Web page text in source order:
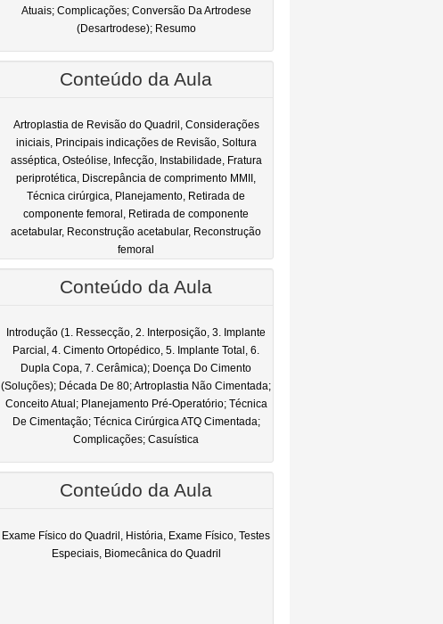
Atuais; Complicações; Conversão Da Artrodese
(Desartrodese); Resumo
Conteúdo da Aula
Artroplastia de Revisão do Quadril, Considerações
iniciais, Principais indicações de Revisão, Soltura
asséptica, Osteólise, Infecção, Instabilidade, Fratura
periprotética, Discrepância de comprimento MMII,
Técnica cirúrgica, Planejamento, Retirada de
componente femoral, Retirada de componente
acetabular, Reconstrução acetabular, Reconstrução
femoral
Conteúdo da Aula
Introdução (1. Ressecção, 2. Interposição, 3. Implante
Parcial, 4. Cimento Ortopédico, 5. Implante Total, 6.
Dupla Copa, 7. Cerâmica); Doença Do Cimento
(Soluções); Década De 80; Artroplastia Não Cimentada;
Conceito Atual; Planejamento Pré-Operatório; Técnica
De Cimentação; Técnica Cirúrgica ATQ Cimentada;
Complicações; Casuística
Conteúdo da Aula
Exame Físico do Quadril, História, Exame Físico, Testes
Especiais, Biomecânica do Quadril